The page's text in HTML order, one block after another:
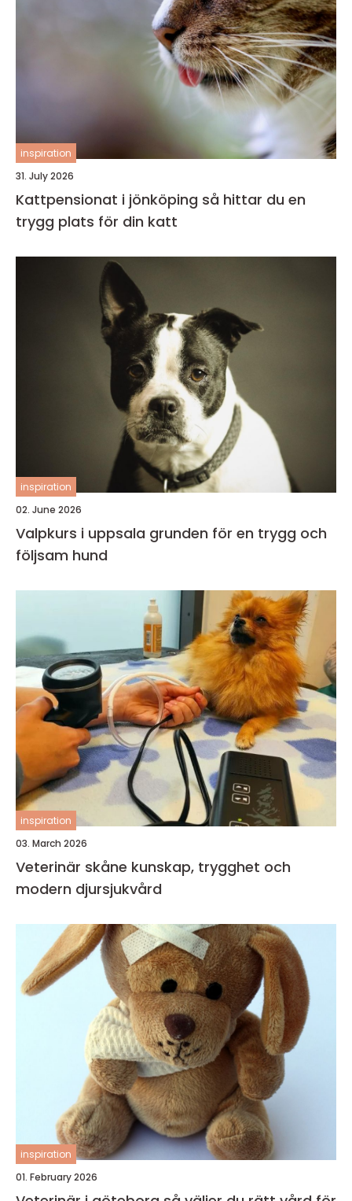
inspiration
31. July 2026
Kattpensionat i jönköping så hittar du en
trygg plats för din katt
inspiration
02. June 2026
Valpkurs i uppsala grunden för en trygg och
följsam hund
inspiration
03. March 2026
Veterinär skåne kunskap, trygghet och
modern djursjukvård
inspiration
01. February 2026